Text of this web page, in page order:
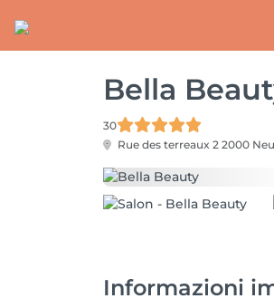
Bella
30
Rue des terreaux 2 2000
Informazioni